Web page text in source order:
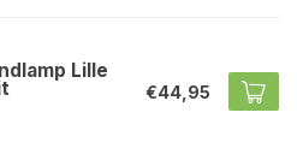
Lille
€44,95